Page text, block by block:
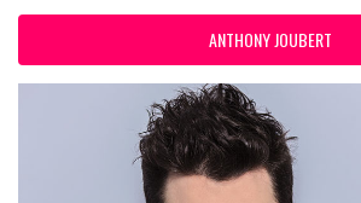
ANTHONY JOUBERT